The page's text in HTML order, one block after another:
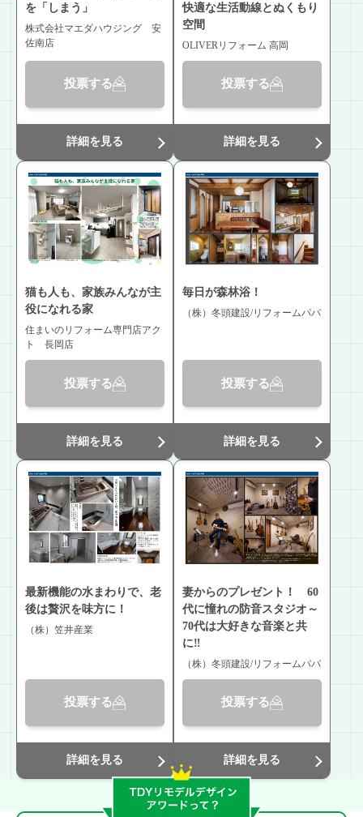
を「しまう」
株式会社マエダハウジング 安
佐南店
投票する
詳細を見る
快適な生活動線とぬくもり
空間
OLIVERリフォーム 高岡
投票する
詳細を見る
猫も人も、家族みんなが主
役になれる家
住まいのリフォーム専門店アク
ト 長岡店
投票する
詳細を見る
毎日が森林浴！
（株）冬頭建設/リフォームパパ
投票する
詳細を見る
最新機能の水まわりで、老
後は贅沢を味方に！
（株）笠井産業
投票する
詳細を見る
妻からのプレゼント！ 60
代に憧れの防音スタジオ～
70代は大好きな音楽と共
に‼
（株）冬頭建設/リフォームパパ
投票する
詳細を見る